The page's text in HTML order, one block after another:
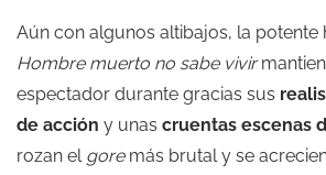
Aún con algunos altibajos, la potente
Hombre muerto no sabe vivir
espectador durante gracias sus
de acción y unas cruentas escenas
rozan elgoremás brutal y se